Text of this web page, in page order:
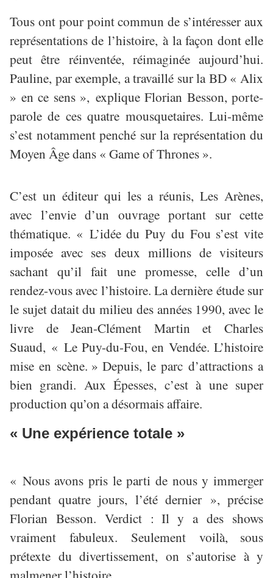
Tous ont pour point commun de s’intéresser aux
représentations de l’histoire, à la façon dont elle
peut être réinventée, réimaginée aujourd’hui.
Pauline, par exemple, a travaillé sur la BD « Alix
» en ce sens », explique Florian Besson, porte-
parole de ces quatre mousquetaires. Lui-même
s’est notamment penché sur la représentation du
Moyen Âge dans « Game of Thrones ».
C’est un éditeur qui les a réunis, Les Arènes,
avec l’envie d’un ouvrage portant sur cette
thématique. « L’idée du Puy du Fou s’est vite
imposée avec ses deux millions de visiteurs
sachant qu’il fait une promesse, celle d’un
rendez-vous avec l’histoire. La dernière étude sur
le sujet datait du milieu des années 1990, avec le
livre de Jean-Clément Martin et Charles
Suaud, « Le Puy-du-Fou, en Vendée. L’histoire
mise en scène. » Depuis, le parc d’attractions a
bien grandi. AuxÉpesses, c’estàune super
production qu’on a désormais affaire.
« Une expérience totale »
« Nous avons pris le parti de nous y immerger
pendant quatre jours, l’étédernier», précise
Florian Besson. Verdict : Il y a des shows
vraiment fabuleux. Seulement voilà,
sous
prétexte du divertissement, on s’autorise à y